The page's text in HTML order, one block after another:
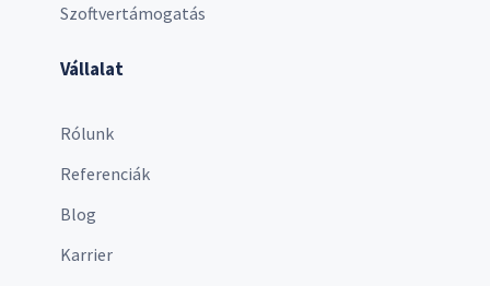
Szoftvertámogatás
Vállalat
Rólunk
Referenciák
Blog
Karrier